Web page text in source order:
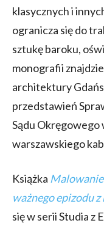
klasycznych i
ogranicza się do
sztukę baroku,
monografii
architektury
przedstawień
Sądu Okręgowego
warszawskiego
Książka
ważnego epizodu
się w serii Studia z